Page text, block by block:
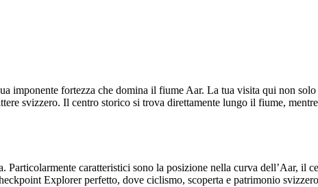
imponente fortezza che domina il fiume Aar. La tua visita qui non
svizzero. Il centro storico si trova direttamente lungo il fiume,
caratteristici sono la posizione nella curva dell’Aar, il
Explorer perfetto, dove ciclismo, scoperta e patrimonio